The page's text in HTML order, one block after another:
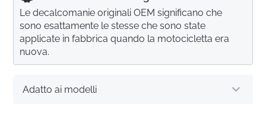
Adatto ai modelli
Le decalcomanie originali OEM significano che
sono esattamente le stesse che sono state
applicate in fabbrica quando la motocicletta era
nuova.